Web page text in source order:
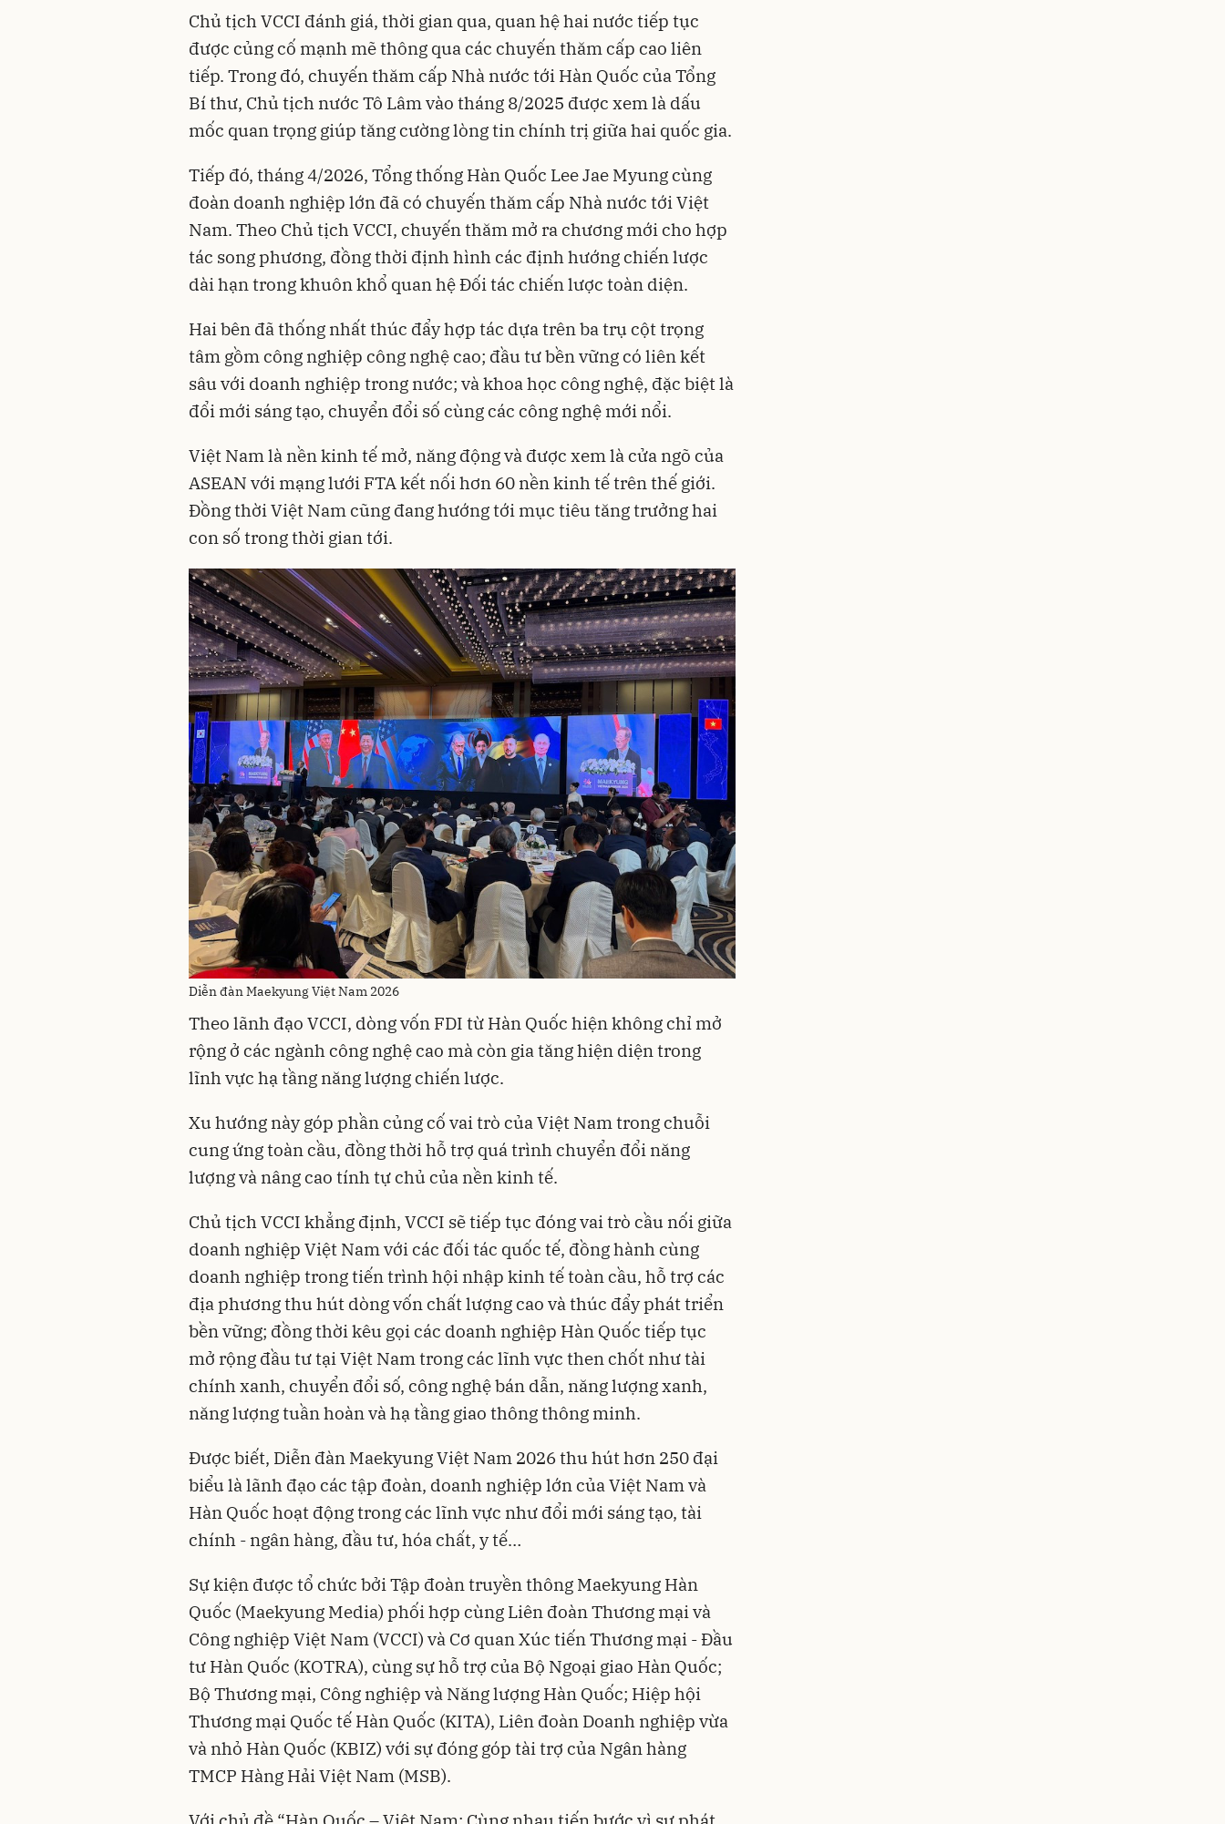
Chủ tịch VCCI đánh giá, thời gian qua, quan hệ hai nước tiếp tục
được củng cố mạnh mẽ thông qua các chuyến thăm cấp cao liên
tiếp. Trong đó, chuyến thăm cấp Nhà nước tới Hàn Quốc của Tổng
Bí thư, Chủ tịch nước Tô Lâm vào tháng 8/2025 được xem là dấu
mốc quan trọng giúp tăng cường lòng tin chính trị giữa hai quốc gia.
Tiếp đó, tháng 4/2026, Tổng thống Hàn Quốc Lee Jae Myung cùng
đoàn doanh nghiệp lớn đã có chuyến thăm cấp Nhà nước tới Việt
Nam. Theo Chủ tịch VCCI, chuyến thăm mở ra chương mới cho hợp
tác song phương, đồng thời định hình các định hướng chiến lược
dài hạn trong khuôn khổ quan hệ Đối tác chiến lược toàn diện.
Hai bên đã thống nhất thúc đẩy hợp tác dựa trên ba trụ cột trọng
tâm gồm công nghiệp công nghệ cao; đầu tư bền vững có liên kết
sâu với doanh nghiệp trong nước; và khoa học công nghệ, đặc biệt là
đổi mới sáng tạo, chuyển đổi số cùng các công nghệ mới nổi.
Việt Nam là nền kinh tế mở, năng động và được xem là cửa ngõ của
ASEAN với mạng lưới FTA kết nối hơn 60 nền kinh tế trên thế giới.
Đồng thời Việt Nam cũng đang hướng tới mục tiêu tăng trưởng hai
con số trong thời gian tới.
Diễn đàn Maekyung Việt Nam 2026
Theo lãnh đạo VCCI, dòng vốn FDI từ Hàn Quốc hiện không chỉ mở
rộng ở các ngành công nghệ cao mà còn gia tăng hiện diện trong
lĩnh vực hạ tầng năng lượng chiến lược.
Xu hướng này góp phần củng cố vai trò của Việt Nam trong chuỗi
cung ứng toàn cầu, đồng thời hỗ trợ quá trình chuyển đổi năng
lượng và nâng cao tính tự chủ của nền kinh tế.
Chủ tịch VCCI khẳng định, VCCI sẽ tiếp tục đóng vai trò cầu nối giữa
doanh nghiệp Việt Nam với các đối tác quốc tế, đồng hành cùng
doanh nghiệp trong tiến trình hội nhập kinh tế toàn cầu, hỗ trợ các
địa phương thu hút dòng vốn chất lượng cao và thúc đẩy phát triển
bền vững; đồng thời kêu gọi các doanh nghiệp Hàn Quốc tiếp tục
mở rộng đầu tư tại Việt Nam trong các lĩnh vực then chốt như tài
chính xanh, chuyển đổi số, công nghệ bán dẫn, năng lượng xanh,
năng lượng tuần hoàn và hạ tầng giao thông thông minh.
Được biết, Diễn đàn Maekyung Việt Nam 2026 thu hút hơn 250 đại
biểu là lãnh đạo các tập đoàn, doanh nghiệp lớn của Việt Nam và
Hàn Quốc hoạt động trong các lĩnh vực như đổi mới sáng tạo, tài
chính - ngân hàng, đầu tư, hóa chất, y tế…
Sự kiện được tổ chức bởi Tập đoàn truyền thông Maekyung Hàn
Quốc (Maekyung Media) phối hợp cùng Liên đoàn Thương mại và
Công nghiệp Việt Nam (VCCI) và Cơ quan Xúc tiến Thương mại - Đầu
tư Hàn Quốc (KOTRA), cùng sự hỗ trợ của Bộ Ngoại giao Hàn Quốc;
Bộ Thương mại, Công nghiệp và Năng lượng Hàn Quốc; Hiệp hội
Thương mại Quốc tế Hàn Quốc (KITA), Liên đoàn Doanh nghiệp vừa
và nhỏ Hàn Quốc (KBIZ) với sự đóng góp tài trợ của Ngân hàng
TMCP Hàng Hải Việt Nam (MSB).